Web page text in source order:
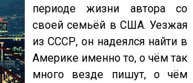
периоде жизни автора со
своей семьёй в США. Уезжая
из СССР, он надеялся найти в
Америке именно то, о чём так
много везде пишут, о чём